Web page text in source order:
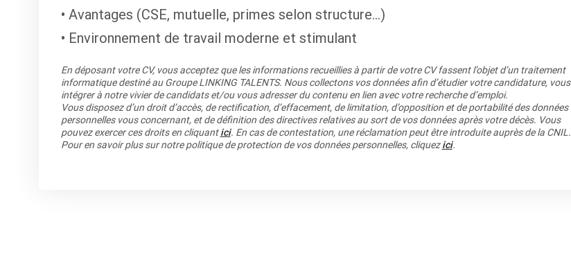
Avantages (CSE, mutuelle, primes selon structure…)
Environnement de travail moderne et stimulant
En déposant votre CV, vous acceptez que les informations recueillies à partir de votre CV fassent l’objet d’un traitement
informatique destiné au Groupe LINKING TALENTS. Nous collectons vos données afin d’étudier votre candidature, vous
intégrer à notre vivier de candidats et/ou vous adresser du contenu en lien avec votre recherche d’emploi.
Vous disposez d’un droit d’accès, de rectification, d’effacement, de limitation, d’opposition et de portabilité des données
personnelles vous concernant, et de définition des directives relatives au sort de vos données après votre décès. Vous
pouvez exercer ces droits en cliquantici. En cas de contestation, une réclamation peut être introduite auprès de la CNIL.
Pour en savoir plus sur notre politique de protection de vos données personnelles, cliquezici.